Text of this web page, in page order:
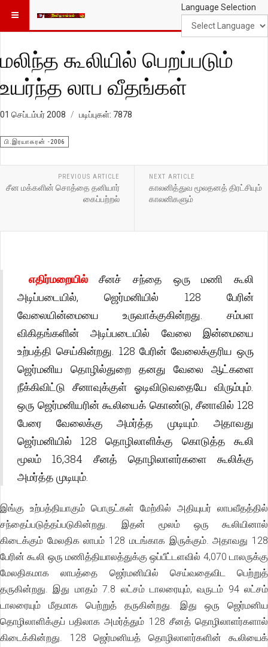
Language Selection
மலிந்த கூலியில் பெறப்படும்
உயர்ந்த லாப வீதங்கள்
01 செப்டம்பர் 2008 படிப்புகள்: 7878
பி.இரயாகரன் -2006
PREVIOUS ARTICLE
சீன மக்களின் சொத்தை தனியார்
கைப்பற்றல்
NEXT ARTICLE
காலனித்துவ மூலதனத் திரட்சியும்
காலனிகளும்
எதிர்மறையில்சீனச் சந்தை ஒரு மணி கூலி
அடிப்படையில், ஜெர்மனியில் 128 பேரின்
வேலையின்மையை உருவாக்குகின்றது. சம்பள
விகிதங்களின் அடிப்படையில் வேலை இன்மையை
உற்பத்தி செய்கின்றது. 128 பேரின் வேலைக்குரிய ஒரு
ஜெர்மனிய தொழில்துறை தனது வேலை ஆட்களை
நீக்கிவிட்டு சீனாவுக்குள் ஓடிவிடுவதையே விரும்பும்.
ஒரு ஜெர்மனியரின் கூலியைக் கொண்டு, சீனாவில் 128
பேரை வேலைக்கு அமர்த்த முடியும். அதாவது
ஜெர்மனியில் 128 தொழிலாளிக்கு கொடுத்த கூலி
மூலம் 16,384 சீனத் தொழிலாளர்களை கூலிக்கு
அமர்த்த முடியும்.
இங்கு உற்பத்தியாகும் பொருட்கள் மேற்கில் அதியுயர் லாபவீதத்தில்
சந்தைப்படுத்தப்படுகின்றது. இதன் மூலம் ஒரு கூலியினால்
கிடைக்கும் மேலதிக லாபம் 128 மடங்காக இருக்கும். அதாவது 128
பேரின் கூலி ஒரு மணித்தியாலத்துக்கு ஒப்பீட்டளவில் 4,070 டாலருக்கு
மேலதிகமாக லாபத்தை ஜெர்மனியில் செய்வதைவிட பெற்றுத்
தருகின்றது. இது மாதம் 7.8 லட்சம் டாலரையும், வருடம் 94 லட்சம்
டாலரையும் மீதமாக பெற்றுத் தருகின்றது. இது ஒரு ஜெர்மனிய
தொழிலாளிக்குப் பதிலாக அமர்த்தும் 128 சீனத் தொழிலாளர்களால்
கிடைக்கின்றது. 128 ஜெர்மனியத் தொழிலாளர்களின் கூலியைக்